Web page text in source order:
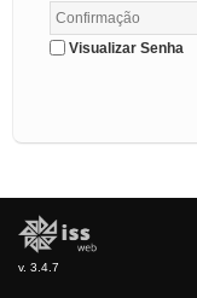
Visualizar Senha
v. 3.4.7